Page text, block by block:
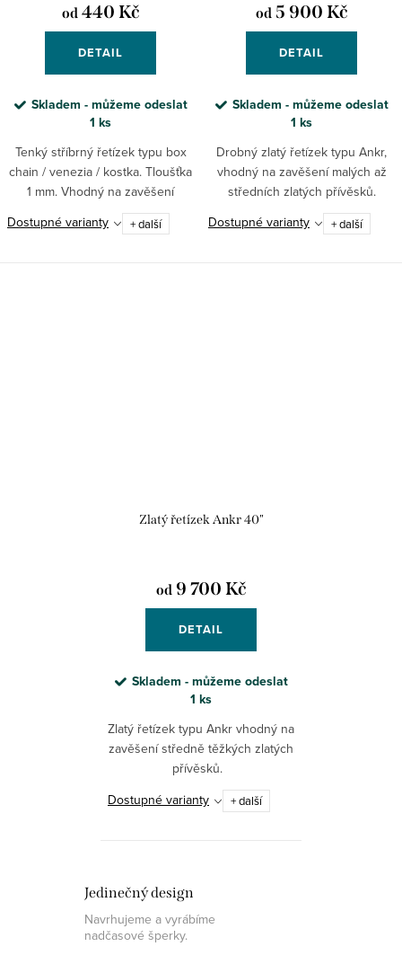
od 440 Kč
DETAIL
Skladem - můžeme odeslat
1 ks
Tenký stříbrný řetízek typu box
chain / venezia / kostka. Tloušťka
1 mm. Vhodný na zavěšení
menších a středních přívěsků.
Dostupné varianty + další
od 5 900 Kč
DETAIL
Skladem - můžeme odeslat
1 ks
Drobný zlatý řetízek typu Ankr,
vhodný na zavěšení malých až
středních zlatých přívěsků.
Dostupné varianty
+ další
Zlatý řetízek Ankr 40"
od9 700 Kč
DETAIL
Skladem - můžeme odeslat
1 ks
Zlatý řetízek typu Ankr vhodný na
zavěšení středně těžkých zlatých
přívěsků.
Dostupné varianty
+ další
Jedinečný design
Navrhujeme a vyrábíme
nadčasové šperky.